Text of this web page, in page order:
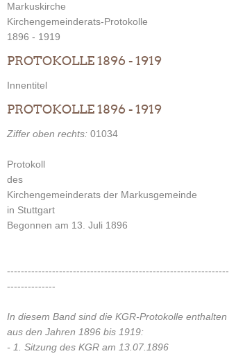
Markuskirche
Kirchengemeinderats-Protokolle
1896 - 1919
PROTOKOLLE 1896 - 1919
Innentitel
PROTOKOLLE 1896 - 1919
Ziffer oben rechts: 01034
Protokoll
des
Kirchengemeinderats der Markusgemeinde
in Stuttgart
Begonnen am 13. Juli 1896
----------------------------------------------------------------
--------------
In diesem Band sind die KGR-Protokolle enthalten
aus den Jahren 1896 bis 1919:
- 1. Sitzung des KGR am 13.07.1896